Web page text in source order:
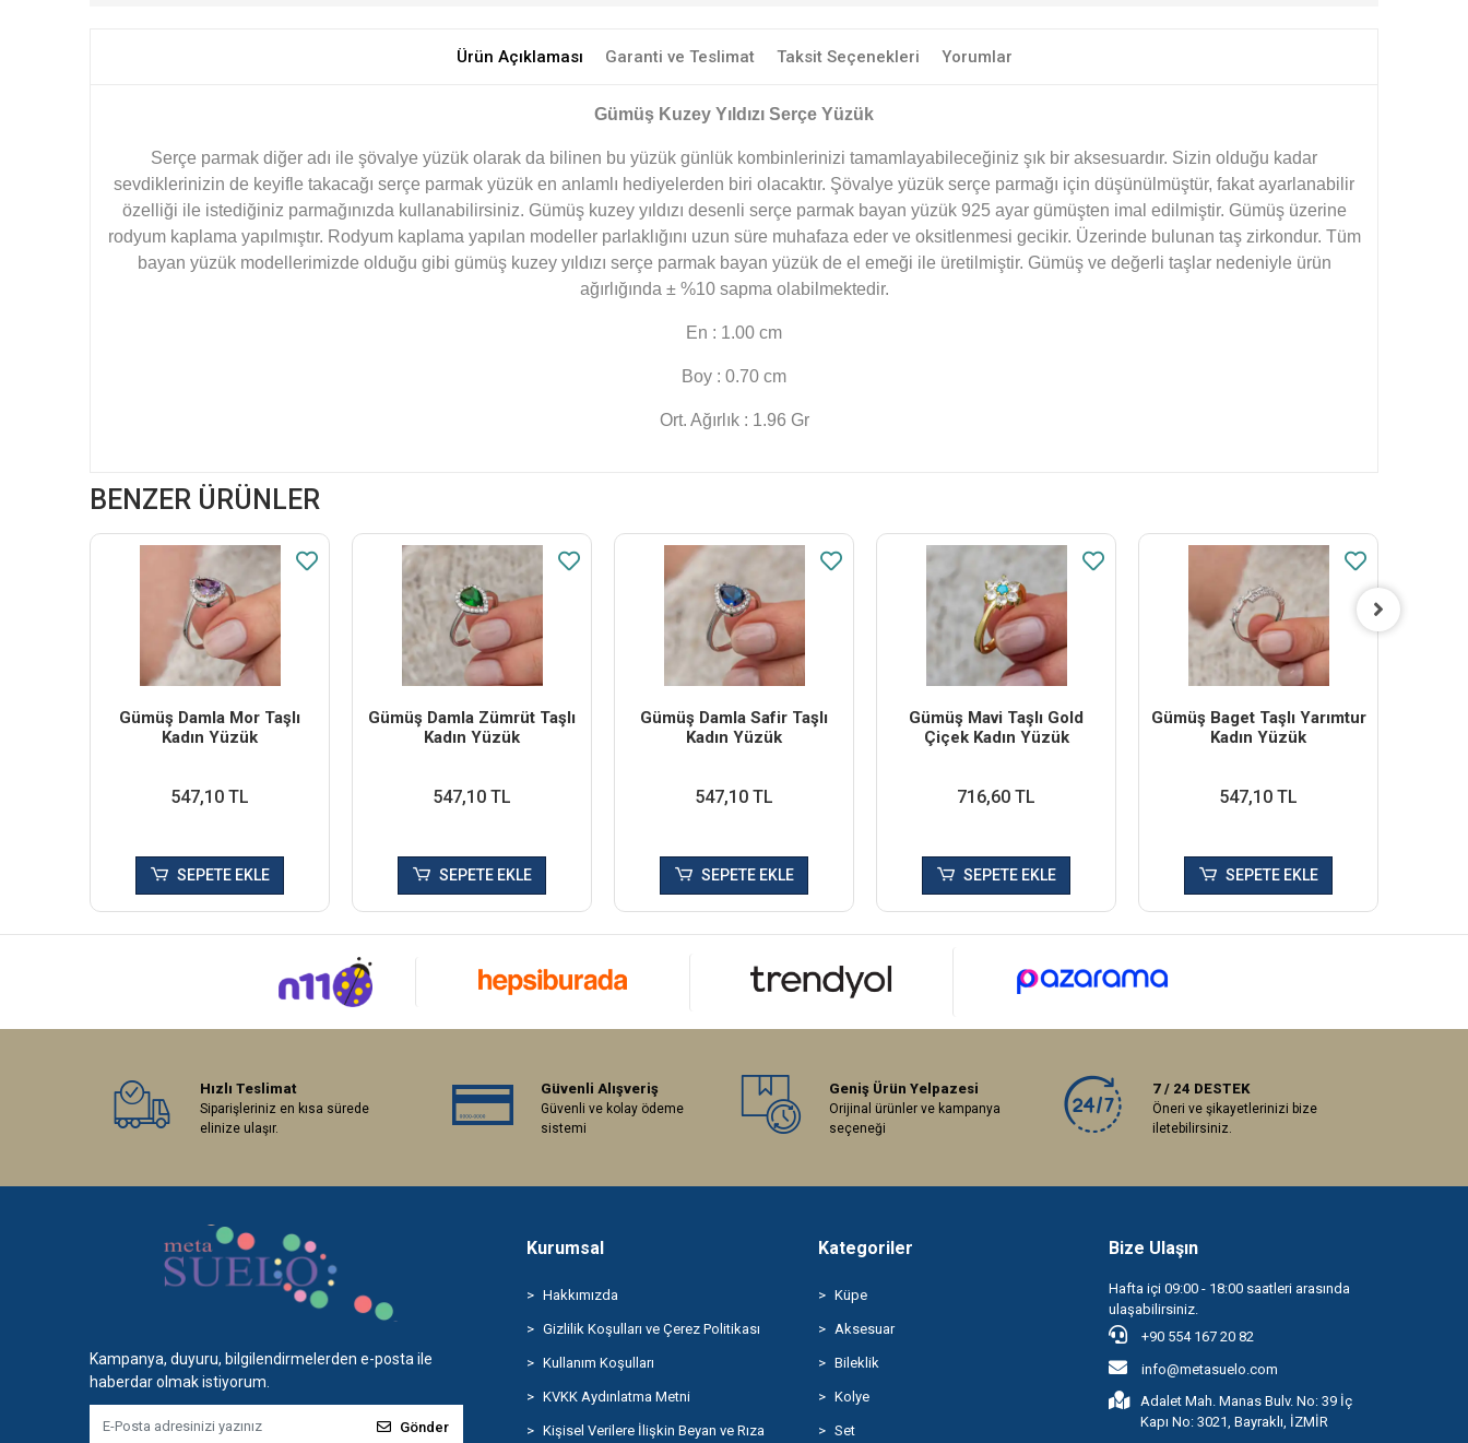
Ürün Açıklaması Garanti ve Teslimat Taksit Seçenekleri Yorumlar
​Gümüş Kuzey Yıldızı Serçe Yüzük
Serçe parmak diğer adı ile şövalye yüzük olarak da bilinen bu yüzük günlük kombinlerinizi tamamlayabileceğiniz şık bir aksesuardır. Sizin olduğu kadar
sevdiklerinizin de keyifle takacağı serçe parmak yüzük en anlamlı hediyelerden biri olacaktır. Şövalye yüzük serçe parmağı için düşünülmüştür, fakat ayarlanabilir
özelliği ile istediğiniz parmağınızda kullanabilirsiniz. Gümüş kuzey yıldızı desenli serçe parmak bayan yüzük 925 ayar gümüşten imal edilmiştir. Gümüş üzerine
rodyum kaplama yapılmıştır. Rodyum kaplama yapılan modeller parlaklığını uzun süre muhafaza eder ve oksitlenmesi gecikir. Üzerinde bulunan taş zirkondur. Tüm
bayan yüzük modellerimizde olduğu gibi gümüş kuzey yıldızı serçe parmak bayan yüzük de el emeği ile üretilmiştir. Gümüş ve değerli taşlar nedeniyle ürün
ağırlığında ± %10 sapma olabilmektedir.
En : 1.00 cm
Boy : 0.70 cm
Ort. Ağırlık : 1.96 Gr
BENZER ÜRÜNLER
Gümüş Damla Mor Taşlı
Kadın Yüzük
547,10 TL
SEPETE EKLE
Gümüş Damla Zümrüt Taşlı
Kadın Yüzük
547,10 TL
SEPETE EKLE
Gümüş Damla Safir Taşlı
Kadın Yüzük
547,10 TL
SEPETE EKLE
Gümüş Mavi Taşlı Gold
Çiçek Kadın Yüzük
716,60 TL
SEPETE EKLE
Gümüş Baget Taşlı Yarımtur
Kadın Yüzük
547,10 TL
SEPETE EKLE
Hızlı Teslimat
Siparişleriniz en kısa sürede
elinize ulaşır.
Güvenli Alışveriş
Güvenli ve kolay ödeme
sistemi
Geniş Ürün Yelpazesi
Orijinal ürünler ve kampanya
seçeneği
7 / 24 DESTEK
Öneri ve şikayetlerinizi bize
iletebilirsiniz.
Kampanya, duyuru, bilgilendirmelerden e-posta ile
haberdar olmak istiyorum.
Gönder
Kurumsal
Hakkımızda
Gizlilik Koşulları ve Çerez Politikası
Kullanım Koşulları
KVKK Aydınlatma Metni
Kişisel Verilere İlişkin Beyan ve Rıza
Kategoriler
Küpe
Aksesuar
Bileklik
Kolye
Set
Bize Ulaşın
Hafta içi 09:00 - 18:00 saatleri arasında
ulaşabilirsiniz.
+90 554 167 20 82
info@metasuelo.com
Adalet Mah. Manas Bulv. No: 39 İç
Kapı No: 3021, Bayraklı, İZMİR